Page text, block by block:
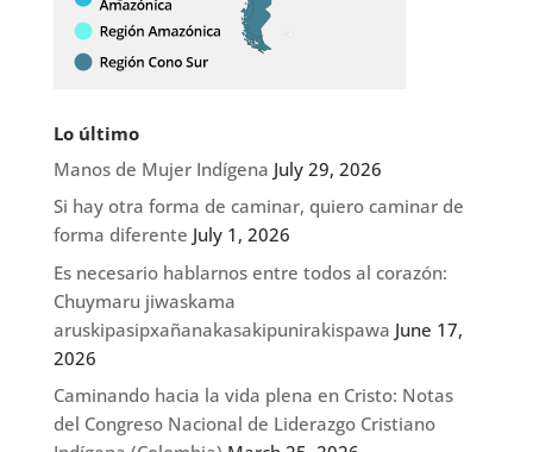
Lo último
Manos de Mujer Indígena July 29, 2026
Si hay otra forma de caminar, quiero caminar de
forma diferente July 1, 2026
Es necesario hablarnos entre todos al corazón:
Chuymaru jiwaskama
aruskipasipxañanakasakipunirakispawa June 17,
2026
Caminando hacia la vida plena en Cristo: Notas
del Congreso Nacional de Liderazgo Cristiano